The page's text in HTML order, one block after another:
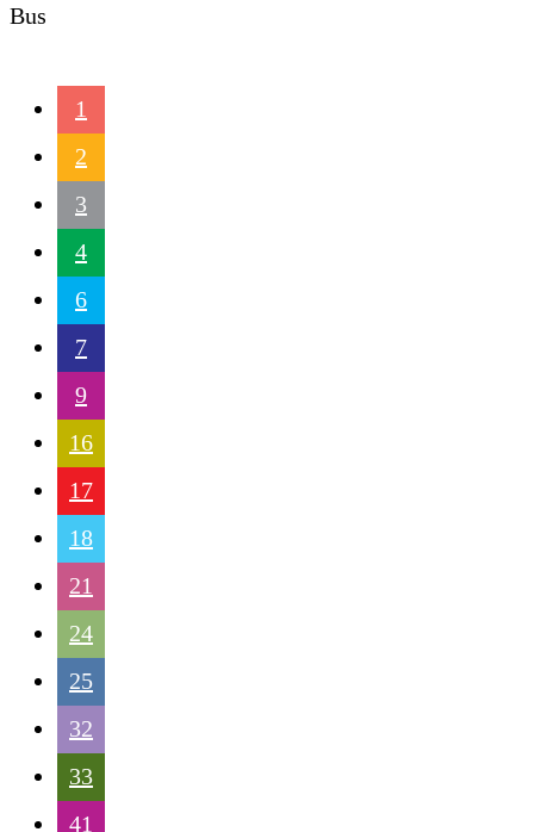
Bus
1
2
3
4
6
7
9
16
17
18
21
24
25
32
33
41